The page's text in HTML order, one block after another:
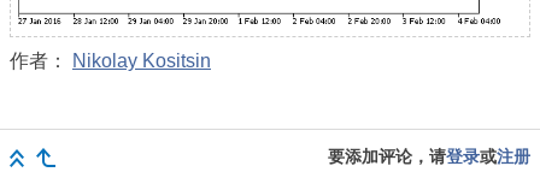
作者： Nikolay Kositsin
要添加评论，请登录或注册